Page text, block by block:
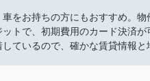
をお持ちの方にもおすすめ。
トで、初期費用のカード決済
ているので、確かな賃貸情報